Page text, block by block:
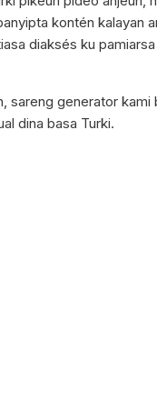
kontén kalayan
diaksés ku
sareng generator
dina basa Turki.